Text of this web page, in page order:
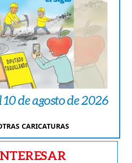
de agosto de 2026
CARICATURAS